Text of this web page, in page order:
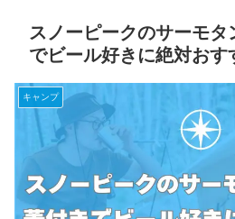
スノーピークのサーモタ
でビール好きに絶対おす
キャンプ